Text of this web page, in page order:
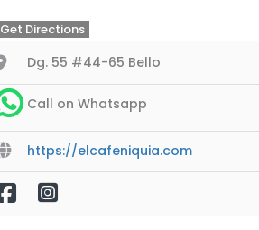
Get Directions
Dg. 55 #44-65 Bello
Call on Whatsapp
https://elcafeniquia.com